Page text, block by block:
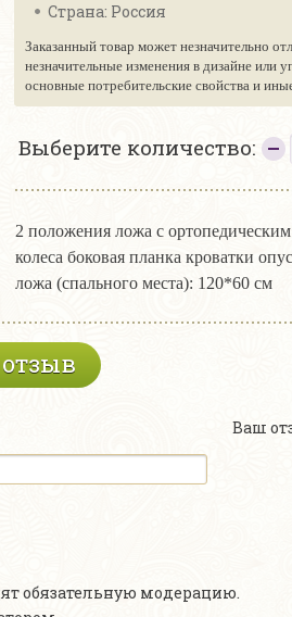
Страна: Россия
Заказанный товар может незначительно
незначительные изменения в дизайне или
основные потребительские свойства и
Выберите количество:
2 положения ложа с
колеса боковая планка кроватки
ложа (спального места): 120*60 см
Ваш
обязательную модерацию.